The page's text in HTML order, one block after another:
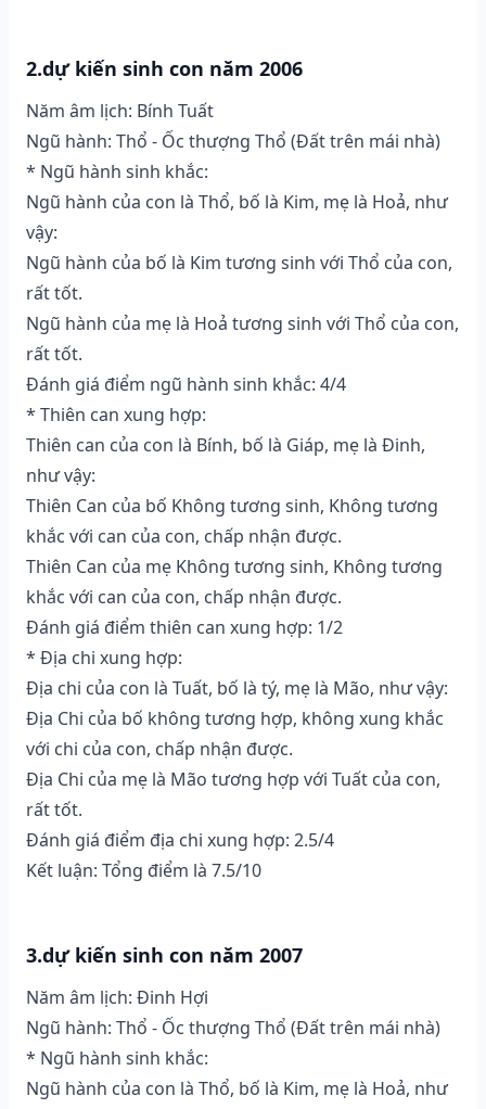
2.dự kiến sinh con năm 2006
Năm âm lịch: Bính Tuất
Ngũ hành: Thổ - Ốc thượng Thổ (Ðất trên mái nhà)
* Ngũ hành sinh khắc:
Ngũ hành của con là Thổ, bố là Kim, mẹ là Hoả, như
vậy:
Ngũ hành của bố là Kim tương sinh với Thổ của con,
rất tốt.
Ngũ hành của mẹ là Hoả tương sinh với Thổ của con,
rất tốt.
Đánh giá điểm ngũ hành sinh khắc: 4/4
* Thiên can xung hợp:
Thiên can của con là Bính, bố là Giáp, mẹ là Đinh,
như vậy:
Thiên Can của bố Không tương sinh, Không tương
khắc với can của con, chấp nhận được.
Thiên Can của mẹ Không tương sinh, Không tương
khắc với can của con, chấp nhận được.
Đánh giá điểm thiên can xung hợp: 1/2
* Địa chi xung hợp:
Địa chi của con là Tuất, bố là tý, mẹ là Mão, như vậy:
Địa Chi của bố không tương hợp, không xung khắc
với chi của con, chấp nhận được.
Địa Chi của mẹ là Mão tương hợp với Tuất của con,
rất tốt.
Đánh giá điểm địa chi xung hợp: 2.5/4
Kết luận: Tổng điểm là 7.5/10
3.dự kiến sinh con năm 2007
Năm âm lịch: Đinh Hợi
Ngũ hành: Thổ - Ốc thượng Thổ (Ðất trên mái nhà)
* Ngũ hành sinh khắc:
Ngũ hành của con là Thổ, bố là Kim, mẹ là Hoả, như